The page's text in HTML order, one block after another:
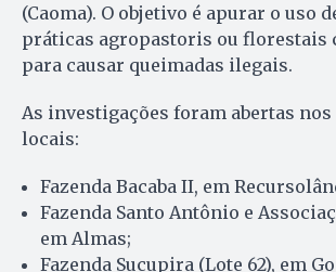
(Caoma). O objetivo é apurar o uso
práticas agropastoris ou florestais
para causar queimadas ilegais.
As investigações foram abertas
locais:
Fazenda Bacaba II, em
Fazenda Santo Antônio e
em Almas;
Fazenda Sucupira (Lote 62), em